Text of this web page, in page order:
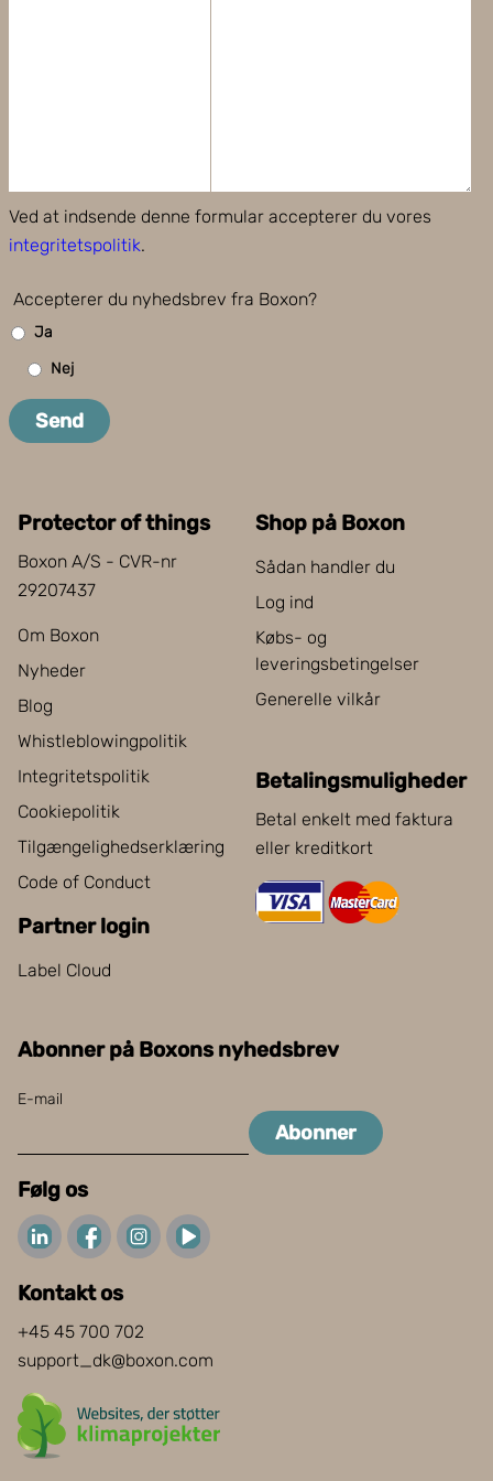
Ved at indsende denne formular accepterer du vores
integritetspolitik.
Accepterer du nyhedsbrev fra Boxon?
Ja
Nej
Send
Protector of things
Boxon A/S - CVR-nr
29207437
Om Boxon
Nyheder
Blog
Whistleblowingpolitik
Integritetspolitik
Cookiepolitik
Tilgængelighedserklæring
Code of Conduct
Partner login
Label Cloud
Shop på Boxon
Sådan handler du
Log ind
Købs- og
leveringsbetingelser
Generelle vilkår
Betalingsmuligheder
Betal enkelt med faktura
eller kreditkort
Abonner på Boxons nyhedsbrev
E-mail
Abonner
Følg os
Kontakt os
+45 45 700 702
support_dk@boxon.com